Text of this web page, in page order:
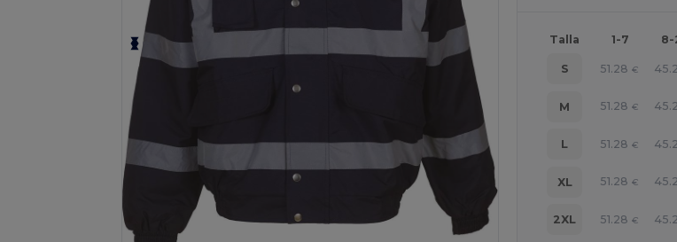
Talla 1-7 8-
S 51.28 €
M 51.28 €
L 51.28 €
XL 51.28 €
2XL 51.28 €